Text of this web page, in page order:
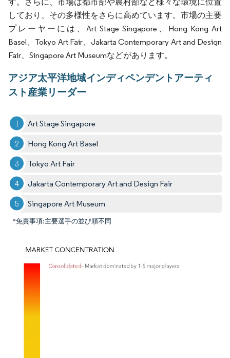
しており、その多様性をさらに高めています。市場の主要
プレーヤーには、Art Stage Singapore、Hong Kong Art
Basel、Tokyo Art Fair、Jakarta Contemporary Art and Design
Fair、Singapore Art Museumなどがあります。
アジア太平洋地域インディペンデントアーティ
スト産業リーダー
Art Stage Singapore
Hong Kong Art Basel
Tokyo Art Fair
Jakarta Contemporary Art and Design Fair
Singapore Art Museum
*免責事項:主要選手の並び順不同